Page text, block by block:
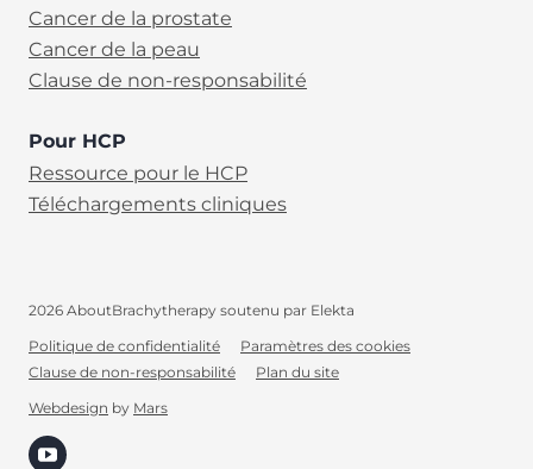
Search
FR
Cancer de la prostate
Cancer de la peau
Clause de non-responsabilité
Pour HCP
Ressource pour le HCP
Téléchargements cliniques
2026 AboutBrachytherapy soutenu par Elekta
Politique de confidentialité
Paramètres des cookies
Clause de non-responsabilité
Plan du site
Webdesign by Mars